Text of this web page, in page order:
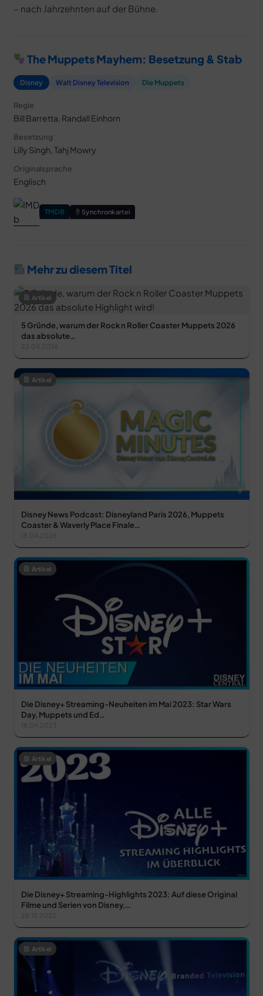
– nach Jahrzehnten auf der Bühne.
The Muppets Mayhem: Besetzung & Stab
Disney Walt Disney Television Die Muppets
Regie
Bill Barretta, Randall Einhorn
Besetzung
Lilly Singh, Tahj Mowry
Originalsprache
Englisch
TMDB Synchronkartei
Mehr zu diesem Titel
Artikel
5 Gründe, warum der Rock n Roller Coaster Muppets 2026
das absolute…
Artikel
Disney News Podcast: Disneyland Paris 2026, Muppets
Coaster & Waverly Place Finale…
18.04.2026
Artikel
Die Disney+ Streaming-Neuheiten im Mai 2023: Star Wars
Day, Muppets und Ed…
18.04.2023
Artikel
Die Disney+ Streaming-Highlights 2023: Auf diese Original
Filme und Serien von Disney,…
28.12.2022
Artikel